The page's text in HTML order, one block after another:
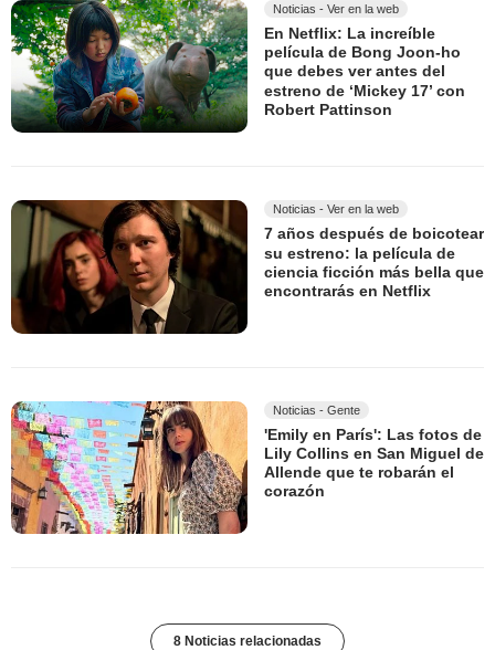
Noticias - Ver en la web
En Netflix: La increíble
película de Bong Joon-ho
que debes ver antes del
estreno de ‘Mickey 17’ con
Robert Pattinson
Noticias - Ver en la web
7 años después de boicotear
su estreno: la película de
ciencia ficción más bella que
encontrarás en Netflix
Noticias - Gente
'Emily en París': Las fotos de
Lily Collins en San Miguel de
Allende que te robarán el
corazón
8 Noticias relacionadas